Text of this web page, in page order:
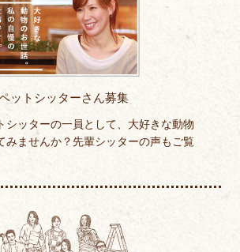
ットシッターさん募集
シッターの一員として、大好きな動物
みませんか？先輩シッターの声もご覧